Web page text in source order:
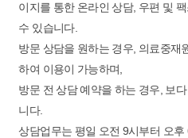
이지를 통한 온라인 상담, 우편 및
수 있습니다.
방문 상담을 원하는 경우, 의료중재
하여 이용이 가능하며,
방문 전 상담 예약을 하는 경우, 보
니다.
상담업무는 평일 오전 9시부터 오